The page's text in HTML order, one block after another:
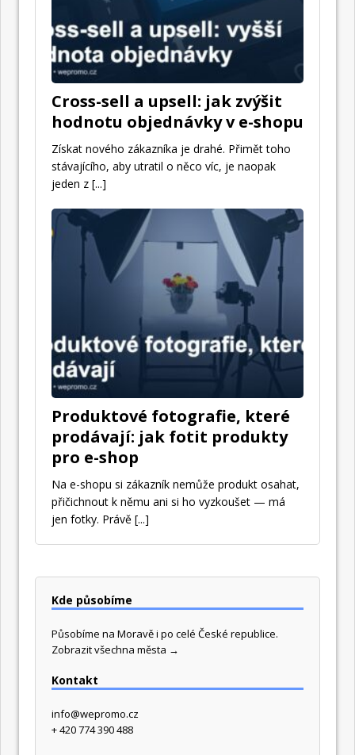
Cross-sell a upsell: jak zvýšit
hodnotu objednávky v e-shopu
Získat nového zákazníka je drahé. Přimět toho
stávajícího, aby utratil o něco víc, je naopak
jeden z [...]
Produktové fotografie, které
prodávají: jak fotit produkty
pro e-shop
Na e-shopu si zákazník nemůže produkt osahat,
přičichnout k němu ani si ho vyzkoušet — má
jen fotky. Právě [...]
Kde působíme
Působíme na Moravě i po celé České republice.
Zobrazit všechna města →
Kontakt
info@wepromo.cz
+ 420 774 390 488